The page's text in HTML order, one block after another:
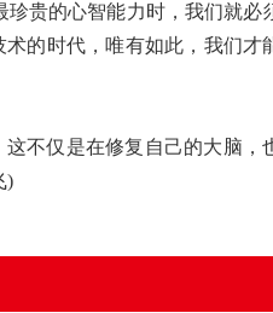
珍贵的心智能力时，我们就必
的时代，唯有如此，我们才
不仅是在修复自己的大脑，
)